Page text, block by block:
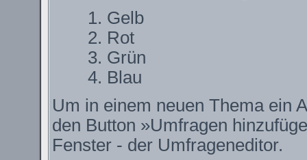
Gelb
Rot
Grün
Blau
Um in einem neuen Thema ein
den Button »Umfragen
Fenster - der Umfrageneditor.